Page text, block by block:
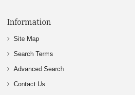
Information
Site Map
Search Terms
Advanced Search
Contact Us